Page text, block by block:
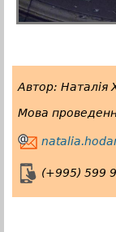
Автор: Наталія
Мова
(+995) 599